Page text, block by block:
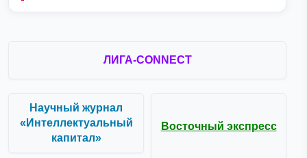
ЛИГА-CONNECT
Научный журнал
«Интеллектуальный
капитал»
Восточный экспресс